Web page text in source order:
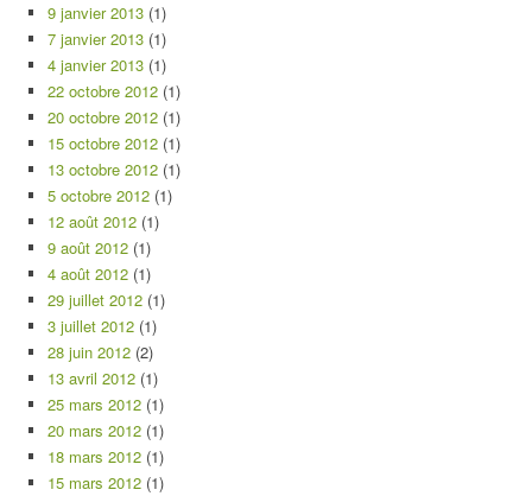
9 janvier 2013 (1)
7 janvier 2013 (1)
4 janvier 2013 (1)
22 octobre 2012 (1)
20 octobre 2012 (1)
15 octobre 2012 (1)
13 octobre 2012 (1)
5 octobre 2012 (1)
12 août 2012 (1)
9 août 2012 (1)
4 août 2012 (1)
29 juillet 2012 (1)
3 juillet 2012 (1)
28 juin 2012 (2)
13 avril 2012 (1)
25 mars 2012 (1)
20 mars 2012 (1)
18 mars 2012 (1)
15 mars 2012 (1)